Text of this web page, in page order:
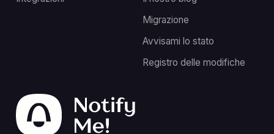
Migrazione
Avvisami lo stato
Registro delle modifiche